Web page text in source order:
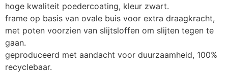
hoge kwaliteit poedercoating, kleur zwart.
frame op basis van ovale buis voor extra draagkracht,
met poten voorzien van slijtsloffen om slijten tegen te
gaan.
geproduceerd met aandacht voor duurzaamheid, 100%
recyclebaar.